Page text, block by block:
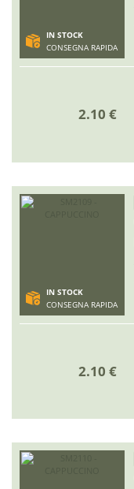
IN STOCK
CONSEGNA RAPIDA
2.10 €
IN STOCK
CONSEGNA RAPIDA
2.10 €